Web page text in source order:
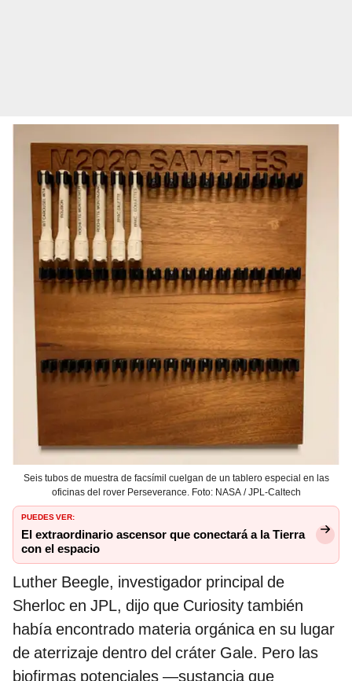
Seis tubos de muestra de facsímil cuelgan de un tablero especial en las
oficinas del rover Perseverance. Foto: NASA / JPL-Caltech
PUEDES VER:
El extraordinario ascensor que conectará a la Tierra
con el espacio
Luther Beegle, investigador principal de
Sherloc en JPL, dijo que Curiosity también
había encontrado materia orgánica en su lugar
de aterrizaje dentro del cráter Gale. Pero las
biofirmas potenciales —sustancia que